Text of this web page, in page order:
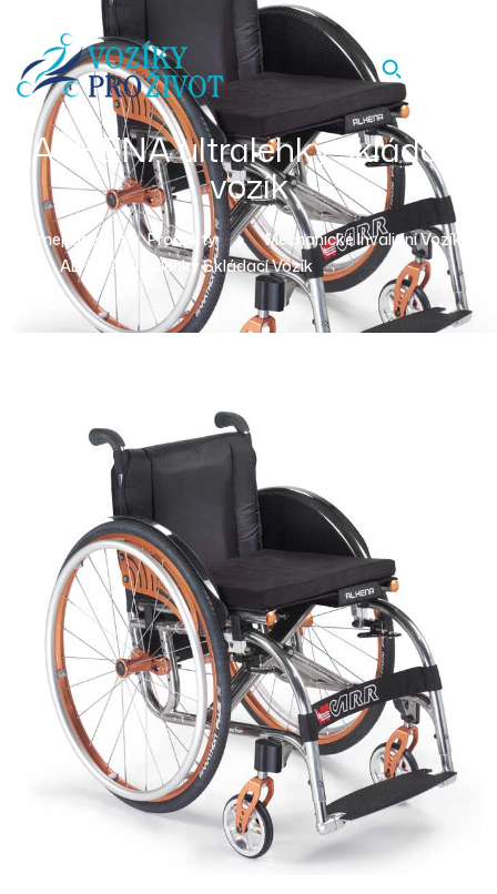
ALHENA ultralehký skládací
vozík
Homepage Produkty
Mechanické Invalidní Vozíky
ALHENA Ultralehký Skládací Vozík